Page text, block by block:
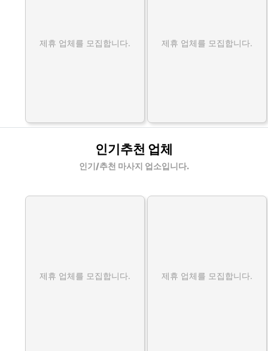
제휴 업체를 모집합니다. 제휴 업체를 모집합니다.
인기추천 업체
인기/추천 마사지 업소입니다.
제휴 업체를 모집합니다. 제휴 업체를 모집합니다.